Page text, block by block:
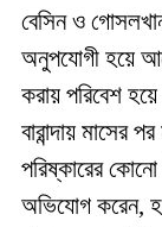
বেসিন ও
অনুপযোগী হয়ে
করায় পরিবেশ
বারান্দায়
পরিষ্কারের কোনো
অভিযোগ করেন,